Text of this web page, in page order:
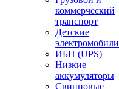
коммерческий
транспорт
Детские
электромобили
ИБП (UPS)
Низкие
аккумуляторы
Свинцовые